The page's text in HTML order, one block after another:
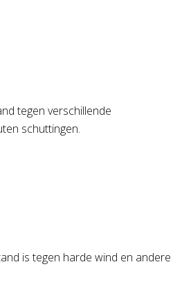
tegen verschillende
schuttingen.
is tegen harde wind en andere